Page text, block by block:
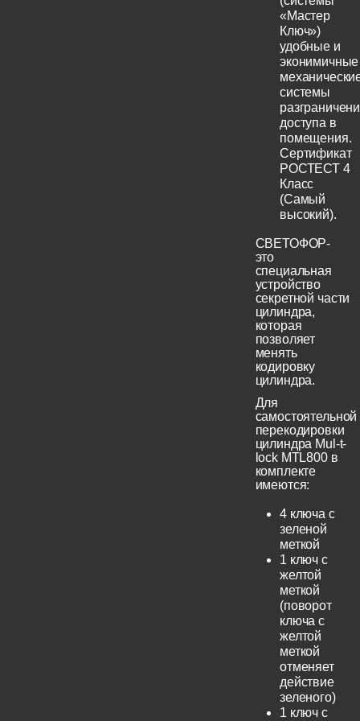
«Мастер
Ключ»)
удобные и
эконимичные
системы
доступа в
помещения.
Сертификат
РОСТЕСТ 4
Класс
(Самый
высокий).
СВЕТОФОР-
это
специальная
устройство
секретной части
цилиндра,
которая
позволяет
менять
кодировку
цилиндра.
Для
самостоятельной
перекодировки
цилиндра Mul-t-
lock MTL800 в
комплекте
имеются:
4 ключа с
зеленой
меткой
1 ключ с
желтой
меткой
(поворот
ключа с
желтой
меткой
отменяет
действие
зеленого)
1 ключ с